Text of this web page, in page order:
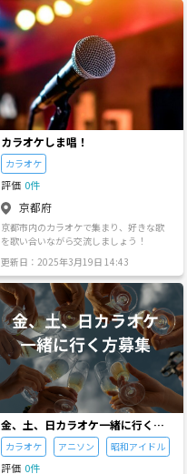
として、新しく立ち上げました。 ◎sinc
e:2026年令和8年8月1日（土曜日)活動ス
タートだょ。 ◎関西社会人イベントオフ
会コミュニティサークル関西フレンズク
ラブ運営実行委員会では、関西（滋賀
県、京都、大阪近郊)エリアを中心に活動
する関西社会人男女友達作りのコミュニ
ティサークルです。 ◎社会人サークルと
言っても、学生さん～中高年の方まで年
齢に関係なく、みんな和気あいあいに楽
しいアットホームな非営利団体の関西社
会人イベントオフ会コミュニティサーク
ルです。 「◎サークルの活動内容に付い
て。」 ◎主なサークルの活動内容は、関
西（滋賀県、京都、大阪近郊) エリアを中
心にイベントオフ会飲み会等や、食事会
(ランチ会や、食べ歩き等を含む)、カラ
オケ、お花見会や、BBQ、その他みんな
で一緒に楽しくをモットに活動をしてい
ます。 ※関西社会人イベントオフ会コミ
ュニティサークル関西フレンズクラブ運
営実行委員会の総合グループコミュニテ
ィサークルのカラオケでは、関西社会人
カラオケコミュニティサークル関西カラ
オケ友の会クラブ（関西カラオケ部)運営
実行委員会等や、関西社会人カラオケコ
ミュニティサークル滋賀カラオケ友の会
クラブ（滋賀カラオケ部)運営実行委員会
の姉妹グループコミュニティサークル等
や、グルメ食べ歩き等の関西社会人グル
メコミュニティサークル関西グルメ友の
会クラブ（関西グルメ部)運営実行委員会
等や、姉妹グループコミュニティサーク
ルの関西ラーメン食べ歩き等の関西社会
カラオケしま唱！
カラオケ
評価 0件
京都府
京都市内のカラオケで集まり、好きな歌
を歌い合いながら交流しましょう！
更新日：2025年3月19日 14:43
金、土、日カラオケ一緒に行く方
募集
カラオケ アニソン 昭和アイドル
評価 0件